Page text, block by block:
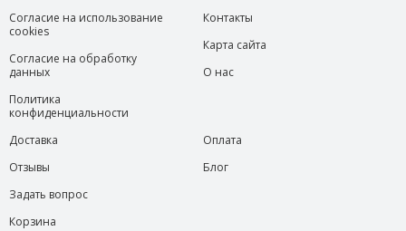
Согласие на использование
cookies
Согласие на обработку
данных
Политика
конфиденциальности
Контакты
Карта сайта
О нас
Доставка
Отзывы
Задать вопрос
Корзина
Оплата
Блог